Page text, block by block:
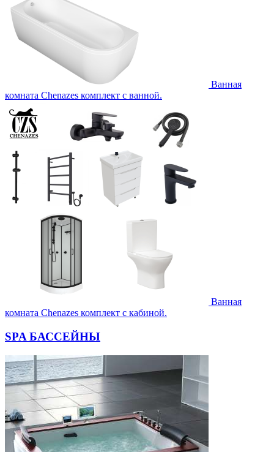
Ванная
комната Chenazes комплект с ванной.
Ванная
комната Chenazes комплект с кабиной.
SPA БАССЕЙНЫ